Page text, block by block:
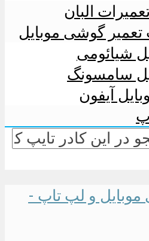
البان
گوشی موبایل
شیائومی
سامسونگ
آیفون